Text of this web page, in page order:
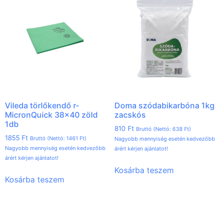
Vileda törlőkendő r-
MicronQuick 38×40 zöld
1db
1855 Ft Bruttó (Nettó: 1461 Ft)
Nagyobb mennyiség esetén kedvezőbb
árért kérjen ajánlatot!
Kosárba teszem
Doma szódabikarbóna 1kg
zacskós
810 Ft Bruttó (Nettó: 638 Ft)
Nagyobb mennyiség esetén kedvezőbb
árért kérjen ajánlatot!
Kosárba teszem